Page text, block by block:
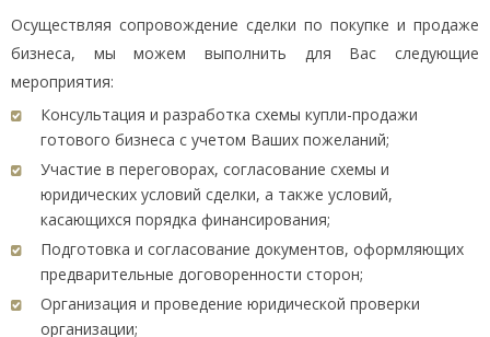
Осуществляя сопровождение сделки по покупке и продаже
бизнеса, мы можем выполнить для Вас следующие
мероприятия:
Консультация и разработка схемы купли-продажи
готового бизнеса с учетом Ваших пожеланий;
Участие в переговорах, согласование схемы и
юридических условий сделки, а также условий,
касающихся порядка финансирования;
Подготовка и согласование документов, оформляющих
предварительные договоренности сторон;
Организация и проведение юридической проверки
организации;